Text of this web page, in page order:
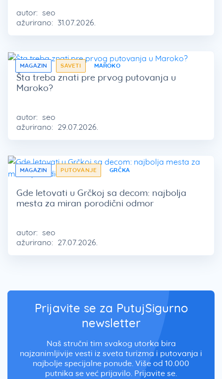
autor: seo
ažurirano: 31.07.2026.
MAGAZIN SAVETI MAROKO
Šta treba znati pre prvog putovanja u
Maroko?
autor: seo
ažurirano: 29.07.2026.
MAGAZIN PUTOVANJE GRČKA
Gde letovati u Grčkoj sa decom: najbolja
mesta za miran porodični odmor
autor: seo
ažurirano: 27.07.2026.
Prijavite se za PutujSigurno
newsletter
Naš stručni tim svakog utorka bira
najzanimljivije vesti iz sveta turizma i putovanja i
najbolje specijalne ponude. Više od 10.000
putnika se već prijavilo. Prijavite se.